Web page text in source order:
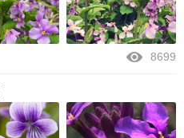
8699